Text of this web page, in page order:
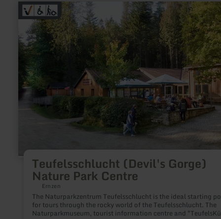
Teufelsschlucht (Devil's Gorge)
Nature Park Centre
Ernzen
The Naturparkzentrum Teufelsschlucht is the ideal starting
for tours through the rocky world of the Teufelsschlucht. The
Naturparkmuseum, tourist information centre and
learn
more
about:
Teufelsschlucht
(Devil's
Gorge)
Nature
Centre